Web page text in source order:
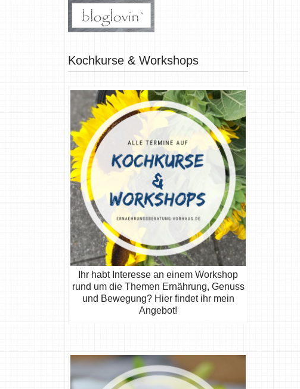
Kochkurse & Workshops
Ihr habt Interesse an einem Workshop
rund um die Themen Ernährung, Genuss
und Bewegung? Hier findet ihr mein
Angebot!